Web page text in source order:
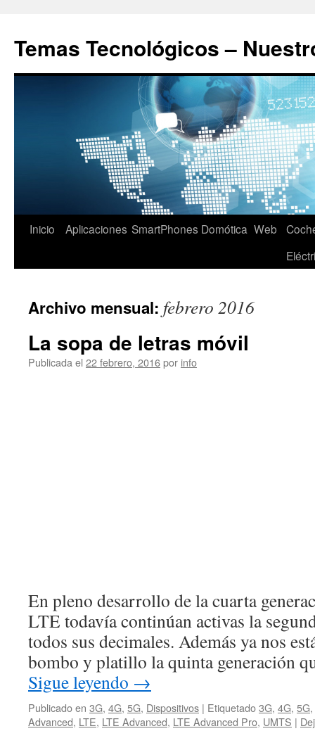
contenido
Temas Tecnológicos –
Inicio Aplicaciones SmartPhones Domótica Web
Archivo mensual: febrero 2016
La sopa de letras móvil
Publicada el 22 febrero, 2016por info
En pleno desarrollo de la cuarta
LTE todavía continúan activas la
todos sus decimales. Además ya nos
bombo y platillo la quinta generación
Sigue leyendo →
Publicado en 3G, 4G, 5G, Dispositivos | Etiquetado3G, 4G, 5G,
Advanced, LTE, LTE Advanced, LTE Advanced Pro, UMTS |